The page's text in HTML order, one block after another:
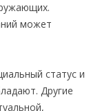
может
статус и
Другие